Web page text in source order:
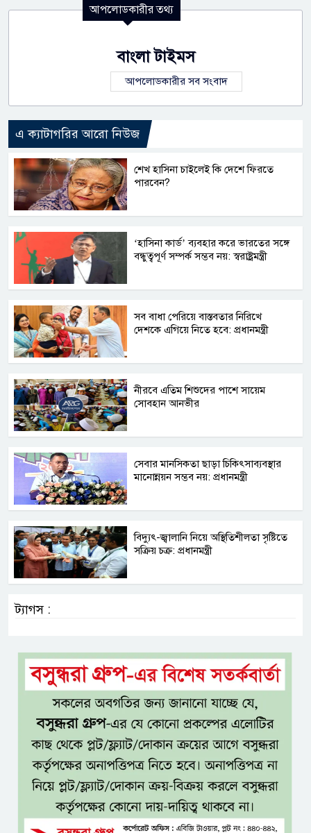
আপলোডকারীর তথ্য
বাংলা টাইমস
আপলোডকারীর সব সংবাদ
এ ক্যাটাগরির আরো নিউজ
শেখ হাসিনা চাইলেই কি দেশে ফিরতে
পারবেন?
‘হাসিনা কার্ড’ ব্যবহার করে ভারতের সঙ্গে
বন্ধুত্বপূর্ণ সম্পর্ক সম্ভব নয়: স্বরাষ্ট্রমন্ত্রী
সব বাধা পেরিয়ে বাস্তবতার নিরিখে
দেশকে এগিয়ে নিতে হবে: প্রধানমন্ত্রী
নীরবে এতিম শিশুদের পাশে সায়েম
সোবহান আনভীর
সেবার মানসিকতা ছাড়া চিকিৎসাব্যবস্থার
মানোন্নয়ন সম্ভব নয়: প্রধানমন্ত্রী
বিদ্যুৎ-জ্বালানি নিয়ে অস্থিতিশীলতা সৃষ্টিতে
সক্রিয় চক্র: প্রধানমন্ত্রী
ট্যাগস :